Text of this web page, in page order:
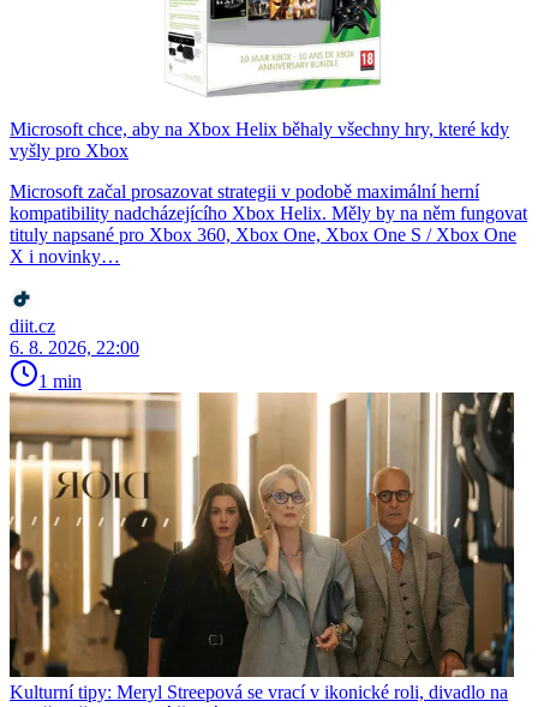
Microsoft chce, aby na Xbox Helix běhaly všechny hry, které kdy
vyšly pro Xbox
Microsoft začal prosazovat strategii v podobě maximální herní
kompatibility nadcházejícího Xbox Helix. Měly by na něm fungovat
tituly napsané pro Xbox 360, Xbox One, Xbox One S / Xbox One
X i novinky…
diit.cz
6. 8. 2026, 22:00
1 min
Kulturní tipy: Meryl Streepová se vrací v ikonické roli, divadlo na